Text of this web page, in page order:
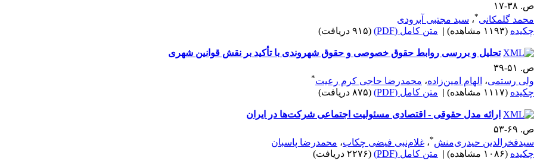
ص. ۳۸-۱۷
محمد گلمکانی*، سید مجتبی آبرودی
چکیده (۱۱۹۳ مشاهده) | متن کامل (PDF) (۹۱۵ دریافت)
تحلیل و بررسی روابط حقوق خصوصی و حقوق شهروندی با تأکید بر نقش قوانین شهری
ص. ۵۱-۳۹
ولی رستمی، الهام امین‌زاده، محمدرضا حاجی کرم رعیت*
چکیده (۱۱۱۷ مشاهده) | متن کامل (PDF) (۸۷۵ دریافت)
ارائه مدل حقوقی - اقتصادی مسئولیت اجتماعی شرکت‌ها در ایران
ص. ۶۹-۵۳
سیدفخرالدین حیدری‌منش*، غلام‌نبی فیضی چکاب، محمدرضا پاسبان
چکیده (۱۰۸۶ مشاهده) | متن کامل (PDF) (۲۲۷۶ دریافت)